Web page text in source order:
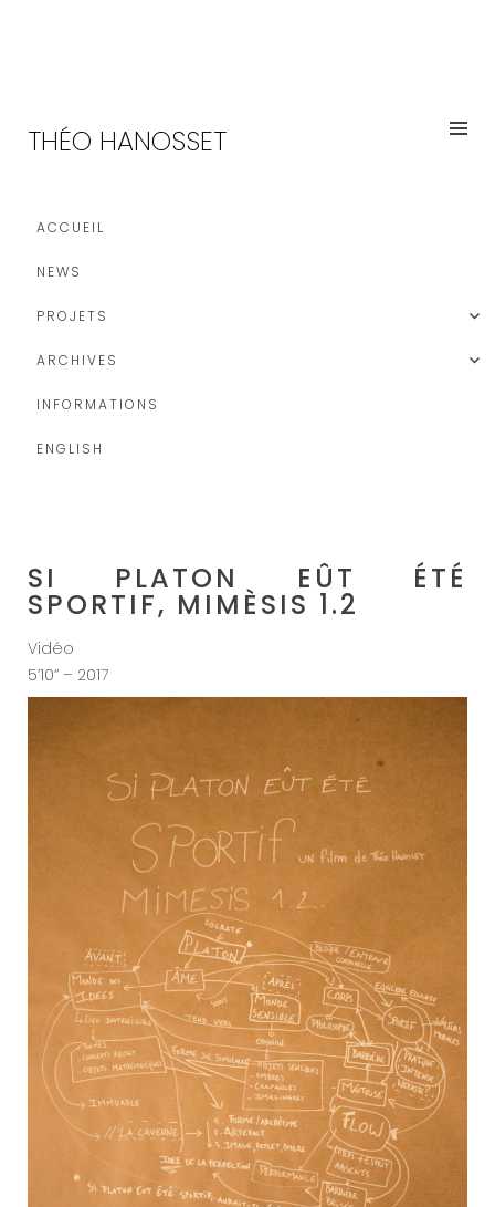
THÉO HANOSSET
ACCUEIL
NEWS
PROJETS
ARCHIVES
INFORMATIONS
ENGLISH
SI PLATON EÛT ÉTÉ
SPORTIF, MIMÈSIS 1.2
Vidéo
5’10’’ – 2017